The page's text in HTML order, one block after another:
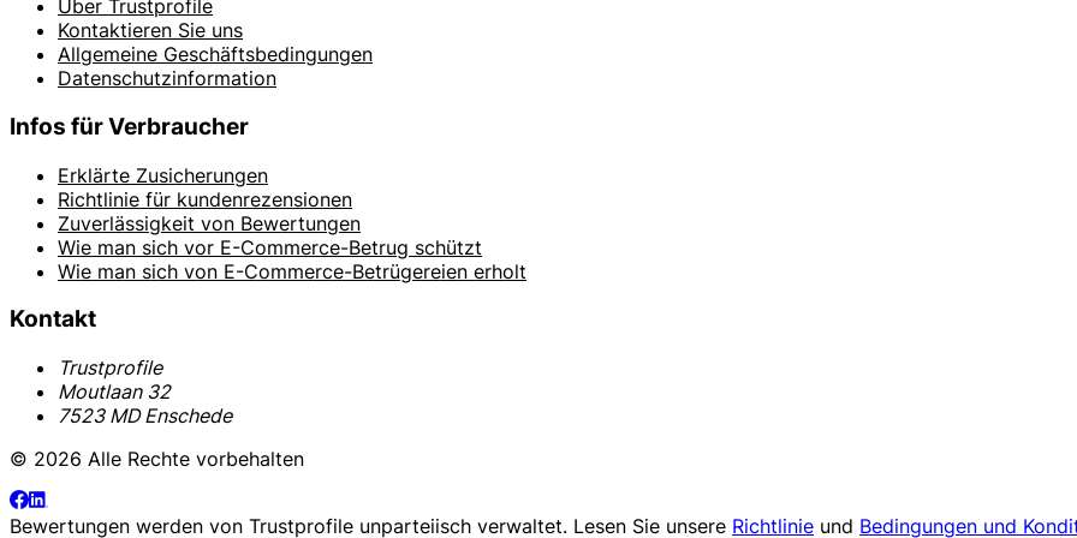
Über Trustprofile
Kontaktieren Sie uns
Allgemeine Geschäftsbedingungen
Datenschutzinformation
Infos für Verbraucher
Erklärte Zusicherungen
Richtlinie für kundenrezensionen
Zuverlässigkeit von Bewertungen
Wie man sich vor E-Commerce-Betrug schützt
Wie man sich von E-Commerce-Betrügereien erholt
Kontakt
Trustprofile
Moutlaan 32
7523 MD Enschede
© 2026 Alle Rechte vorbehalten
Bewertungen werden von Trustprofile unparteiisch verwaltet. Lesen Sie unsere Richtlinie und Bedingungen und